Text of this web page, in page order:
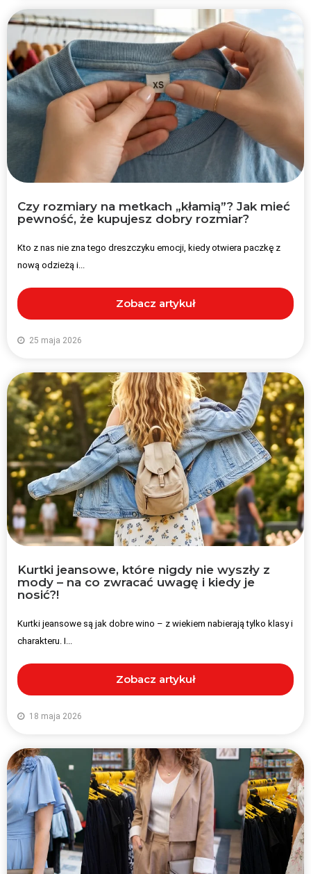
Czy rozmiary na metkach „kłamią”? Jak mieć
pewność, że kupujesz dobry rozmiar?
Kto z nas nie zna tego dreszczyku emocji, kiedy otwiera paczkę z
nową odzieżą i...
Zobacz artykuł
25 maja 2026
Kurtki jeansowe, które nigdy nie wyszły z
mody – na co zwracać uwagę i kiedy je
nosić?!
Kurtki jeansowe są jak dobre wino – z wiekiem nabierają tylko klasy i
charakteru. I...
Zobacz artykuł
18 maja 2026